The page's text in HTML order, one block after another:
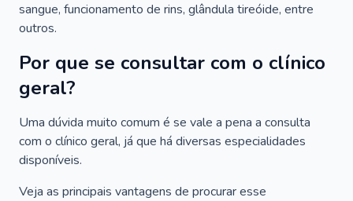
sangue, funcionamento de rins, glândula tireóide, entre
outros.
Por que se consultar com o clínico
geral?
Uma dúvida muito comum é se vale a pena a consulta
com o clínico geral, já que há diversas especialidades
disponíveis.
Veja as principais vantagens de procurar esse